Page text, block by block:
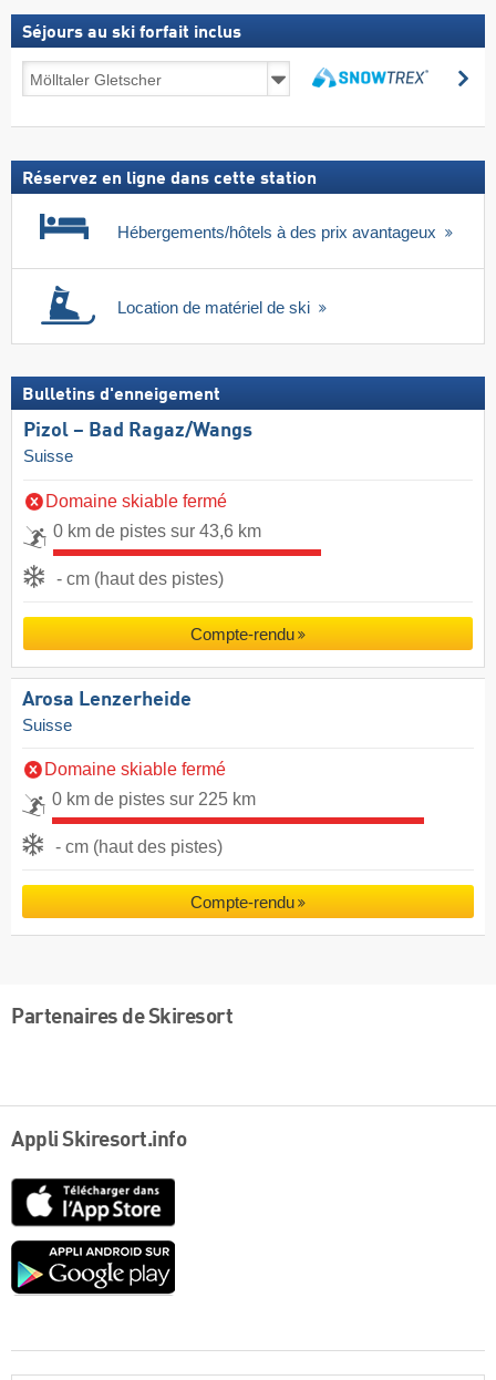
Séjours au ski forfait inclus
Séjours
au
forfait
Réservez en ligne dans cette station
Hébergements/hôtels à des prix avantageux
Location de matériel de ski
Bulletins d'enneigement
Pizol – Bad Ragaz/​Wangs
Suisse
Domaine skiable fermé
0 km de pistes sur 43,6 km
- cm (haut des pistes)
Compte-rendu
Arosa Lenzerheide
Suisse
Domaine skiable fermé
0 km de pistes sur 225 km
- cm (haut des pistes)
Compte-rendu
Partenaires de Skiresort
Appli Skiresort.info
Google